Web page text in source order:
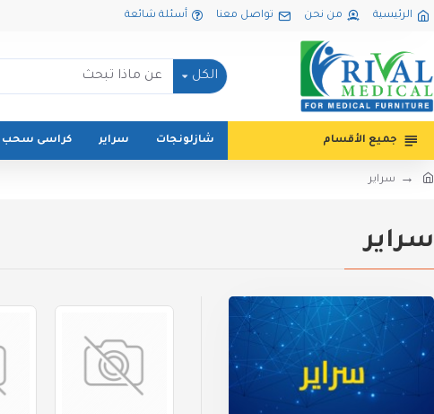
الرئيسية من نحن تواصل معنا أسئلة شائعة
الكل
جميع الأقسام شازلونجات سراير كراسى سحب
سراير
سراير